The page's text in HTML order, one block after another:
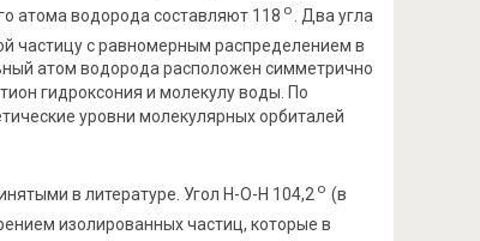
атома водорода составляют 118 о
. Два угла
частицу с равномерным распределением в
атом водорода расположен симметрично
гидроксония и молекулу воды. По
уровни молекулярных орбиталей
в литературе. Угол Н-О-Н 104,2 о (в
изолированных частиц, которые в